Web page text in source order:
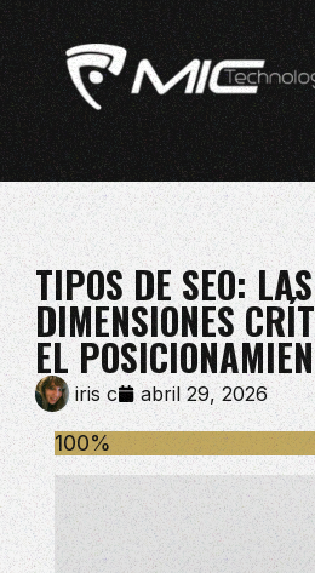
TIPOS DE SEO: LAS
DIMENSIONES
EL
iris c abril 29, 2026
100%